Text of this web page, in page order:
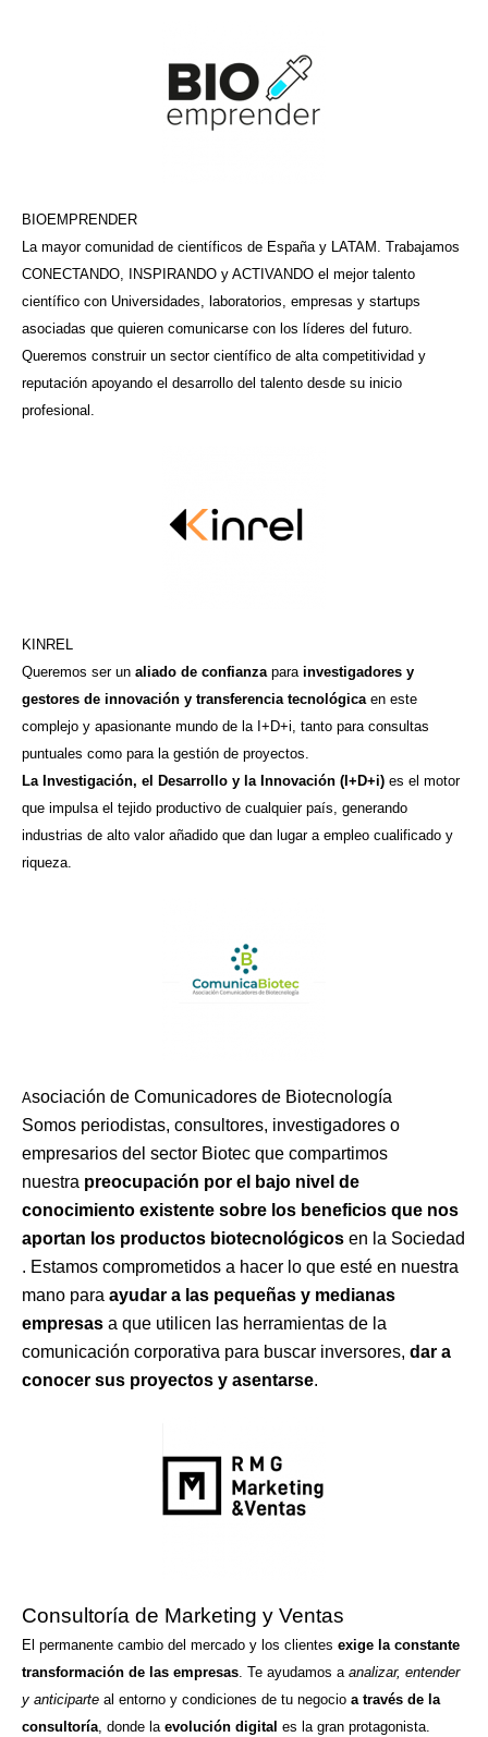
BIOEMPRENDER
La mayor comunidad de científicos de España y LATAM. Trabajamos
CONECTANDO, INSPIRANDO y ACTIVANDO el mejor talento
científico con Universidades, laboratorios, empresas y startups
asociadas que quieren comunicarse con los líderes del futuro.
Queremos construir un sector científico de alta competitividad y
reputación apoyando el desarrollo del talento desde su inicio
profesional.
KINREL
Queremos ser un aliado de confianzapara investigadores y
gestores de innovación y transferencia tecnológicaen este
complejo y apasionante mundo de la I+D+i, tanto para consultas
puntuales como para la gestión de proyectos.
La Investigación, el Desarrollo y la Innovación (I+D+i) es el motor
que impulsa el tejido productivo de cualquier país, generando
industrias de alto valor añadido que dan lugar a empleo cualificado y
riqueza.
Asociación de Comunicadores de Biotecnología
Somos periodistas, consultores, investigadores o
empresarios del sector Biotec que compartimos
nuestra preocupación por el bajo nivel de
conocimiento existente sobre los beneficios que nos
aportan los productos biotecnológicos en la Sociedad
. Estamos comprometidos a hacer lo que esté en nuestra
mano para ayudar a las pequeñas y medianas
empresas a que utilicen las herramientas de la
comunicación corporativa para buscar inversores, dar a
conocer sus proyectos y asentarse.
Consultoría de Marketing y Ventas
El permanente cambio del mercado y los clientes exige la constante
transformación de las empresas. Te ayudamos a analizar, entender
y anticiparte al entorno y condiciones de tu negocio a través de la
consultoría, donde la evolución digital es la gran protagonista.